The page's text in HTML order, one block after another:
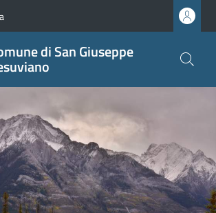
di San Giuseppe